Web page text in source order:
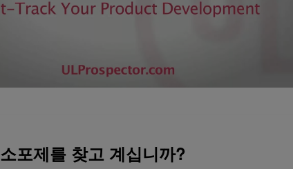
소포제를 찾고 계십니까?